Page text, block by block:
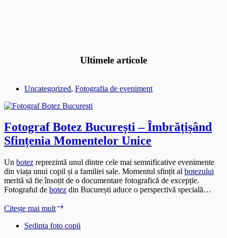
Ultimele articole
Uncategorized, Fotografia de eveniment
Fotograf Botez București – Îmbrățișând
Sfințenia Momentelor Unice
Un botez reprezintă unul dintre cele mai semnificative evenimente
din viața unui copil și a familiei sale. Momentul sfințit al botezului
merită să fie însoțit de o documentare fotografică de excepție.
Fotograful de botez din București aduce o perspectivă specială…
Citește mai mult
București
Sedinta foto copii